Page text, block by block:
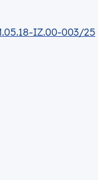
IZ.00-003/25